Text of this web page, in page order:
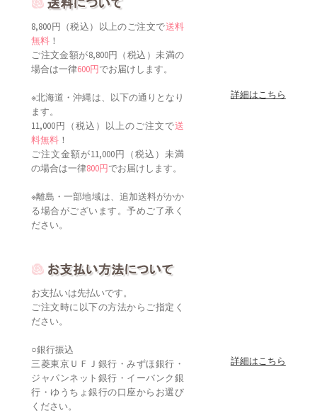
8,800円（税込）以上のご注文で送料
無料 ！
ご注文金額が8,800円（税込）未満の
場合は一律600円でお届けします。
※北海道・沖縄は、以下の通りとなり
ます。
11,000円（税込）以上のご注文で送
料無料 ！
ご注文金額が11,000円（税込）未満
の場合は一律800円でお届けします。
※離島・一部地域は、追加送料がかか
る場合がございます。予めご了承く
ださい。
詳細はこちら
お支払いは先払いです。
ご注文時に以下の方法からご指定く
ださい。
○銀行振込
三菱東京ＵＦＪ銀行・みずほ銀行・
ジャパンネット銀行・イーバンク銀
行・ゆうちょ銀行の口座からお選び
ください。
詳細はこちら